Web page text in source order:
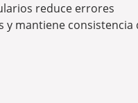
reduce errores
y mantiene consistencia